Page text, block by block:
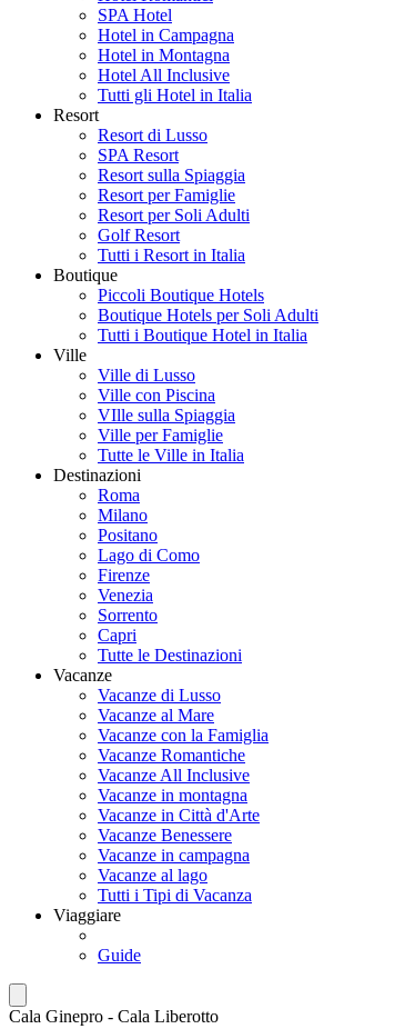
SPA Hotel
Hotel in Campagna
Hotel in Montagna
Hotel All Inclusive
Tutti gli Hotel in Italia
Resort
Resort di Lusso
SPA Resort
Resort sulla Spiaggia
Resort per Famiglie
Resort per Soli Adulti
Golf Resort
Tutti i Resort in Italia
Boutique
Piccoli Boutique Hotels
Boutique Hotels per Soli Adulti
Tutti i Boutique Hotel in Italia
Ville
Ville di Lusso
Ville con Piscina
VIlle sulla Spiaggia
Ville per Famiglie
Tutte le Ville in Italia
Destinazioni
Roma
Milano
Positano
Lago di Como
Firenze
Venezia
Sorrento
Capri
Tutte le Destinazioni
Vacanze
Vacanze di Lusso
Vacanze al Mare
Vacanze con la Famiglia
Vacanze Romantiche
Vacanze All Inclusive
Vacanze in montagna
Vacanze in Città d'Arte
Vacanze Benessere
Vacanze in campagna
Vacanze al lago
Tutti i Tipi di Vacanza
Viaggiare
Guide
Cala Ginepro - Cala Liberotto